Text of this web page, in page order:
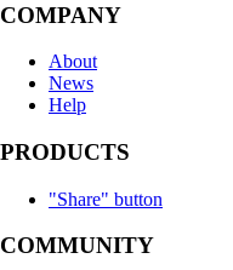
COMPANY
About
News
Help
PRODUCTS
"Share" button
COMMUNITY